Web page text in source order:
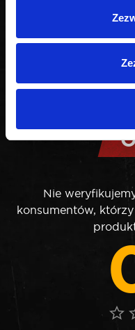
Nie
konsumentów,